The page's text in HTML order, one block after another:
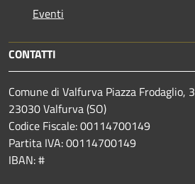
Eventi
CONTATTI
Comune di Valfurva Piazza Frodaglio, 3
23030 Valfurva (SO)
Codice Fiscale: 00114700149
Partita IVA: 00114700149
IBAN: #